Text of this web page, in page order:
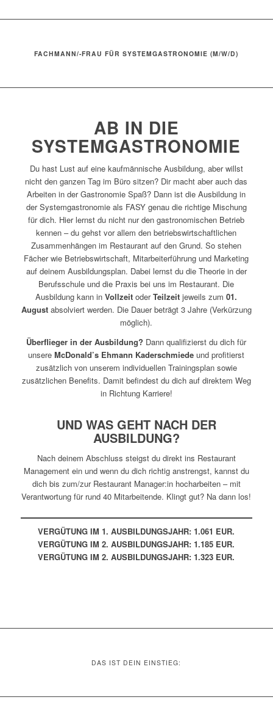
FACHMANN/-FRAU FÜR SYSTEMGASTRONOMIE (M/W/D)
AB IN DIE
SYSTEMGASTRONOMIE
Du hast Lust auf eine kaufmännische Ausbildung, aber willst
nicht den ganzen Tag im Büro sitzen? Dir macht aber auch das
Arbeiten in der Gastronomie Spaß? Dann ist die Ausbildung in
der Systemgastronomie als FASY genau die richtige Mischung
für dich. Hier lernst du nicht nur den gastronomischen Betrieb
kennen – du gehst vor allem den betriebswirtschaftlichen
Zusammenhängen im Restaurant auf den Grund. So stehen
Fächer wie Betriebswirtschaft, Mitarbeiterführung und Marketing
auf deinem Ausbildungsplan. Dabei lernst du die Theorie in der
Berufsschule und die Praxis bei uns im Restaurant. Die
Ausbildung kann inVollzeit oderTeilzeit jeweils zum01.
Augustabsolviert werden. Die Dauer beträgt 3 Jahre (Verkürzung
möglich).
Überflieger in der Ausbildung? Dann qualifizierst du dich für
unsereMcDonald’s Ehmann Kaderschmiede und profitierst
zusätzlich von unserem individuellen Trainingsplan sowie
zusätzlichen Benefits. Damit befindest du dich auf direktem Weg
in Richtung Karriere!
UND WAS GEHT NACH DER
AUSBILDUNG?
Nach deinem Abschluss steigst du direkt ins Restaurant
Management ein und wenn du dich richtig anstrengst, kannst du
dich bis zum/zur Restaurant Manager:in hocharbeiten – mit
Verantwortung für rund 40 Mitarbeitende. Klingt gut? Na dann los!
VERGÜTUNG IM 1. AUSBILDUNGSJAHR: 1.061 EUR.
VERGÜTUNG IM 2. AUSBILDUNGSJAHR: 1.185 EUR.
VERGÜTUNG IM 2. AUSBILDUNGSJAHR: 1.323 EUR.
DAS IST DEIN EINSTIEG: